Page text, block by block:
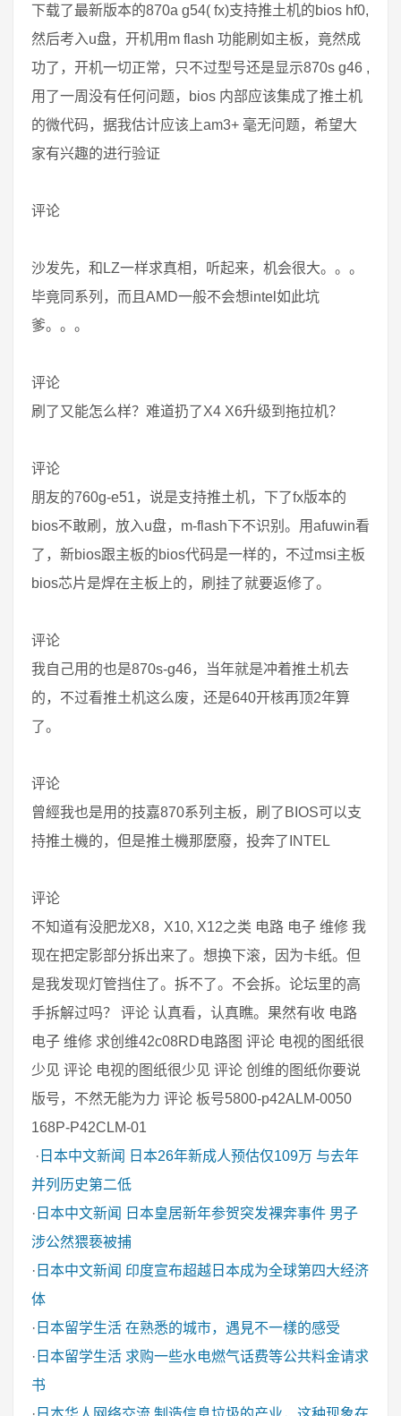
下载了最新版本的870a g54( fx)支持推土机的bios hf0,
然后考入u盘，开机用m flash 功能刷如主板，竟然成
功了，开机一切正常，只不过型号还是显示870s g46 ,
用了一周没有任何问题，bios 内部应该集成了推土机
的微代码，据我估计应该上am3+ 毫无问题，希望大
家有兴趣的进行验证
评论
沙发先，和LZ一样求真相，听起来，机会很大。。。
毕竟同系列，而且AMD一般不会想intel如此坑
爹。。。
评论
刷了又能怎么样？难道扔了X4 X6升级到拖拉机？
评论
朋友的760g-e51，说是支持推土机，下了fx版本的
bios不敢刷，放入u盘，m-flash下不识别。用afuwin看
了，新bios跟主板的bios代码是一样的，不过msi主板
bios芯片是焊在主板上的，刷挂了就要返修了。
评论
我自己用的也是870s-g46，当年就是冲着推土机去
的，不过看推土机这么废，还是640开核再顶2年算
了。
评论
曾經我也是用的技嘉870系列主板，刷了BIOS可以支
持推土機的，但是推土機那麼廢，投奔了INTEL
评论
不知道有没肥龙X8，X10, X12之类 电路 电子 维修 我
现在把定影部分拆出来了。想换下滚，因为卡纸。但
是我发现灯管挡住了。拆不了。不会拆。论坛里的高
手拆解过吗？ 评论 认真看，认真瞧。果然有收 电路
电子 维修 求创维42c08RD电路图 评论 电视的图纸很
少见 评论 电视的图纸很少见 评论 创维的图纸你要说
版号，不然无能为力 评论 板号5800-p42ALM-0050
168P-P42CLM-01
· 日本中文新闻
日本26年新成人预估仅109万 与去年
并列历史第二低
· 日本中文新闻
日本皇居新年参贺突发裸奔事件 男子
涉公然猥亵被捕
· 日本中文新闻 印度宣布超越日本成为全球第四大经济
体
· 日本留学生活 在熟悉的城市，遇見不一樣的感受
· 日本留学生活 求购一些水电燃气话费等公共料金请求
书